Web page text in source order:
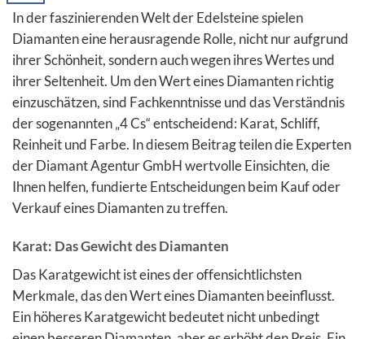
In der faszinierenden Welt der Edelsteine spielen
Diamanten eine herausragende Rolle, nicht nur aufgrund
ihrer Schönheit, sondern auch wegen ihres Wertes und
ihrer Seltenheit. Um den Wert eines Diamanten richtig
einzuschätzen, sind Fachkenntnisse und das Verständnis
der sogenannten „4 Cs“ entscheidend: Karat, Schliff,
Reinheit und Farbe. In diesem Beitrag teilen die Experten
der Diamant Agentur GmbH wertvolle Einsichten, die
Ihnen helfen, fundierte Entscheidungen beim Kauf oder
Verkauf eines Diamanten zu treffen.
Karat: Das Gewicht des Diamanten
Das Karatgewicht ist eines der offensichtlichsten
Merkmale, das den Wert eines Diamanten beeinflusst.
Ein höheres Karatgewicht bedeutet nicht unbedingt